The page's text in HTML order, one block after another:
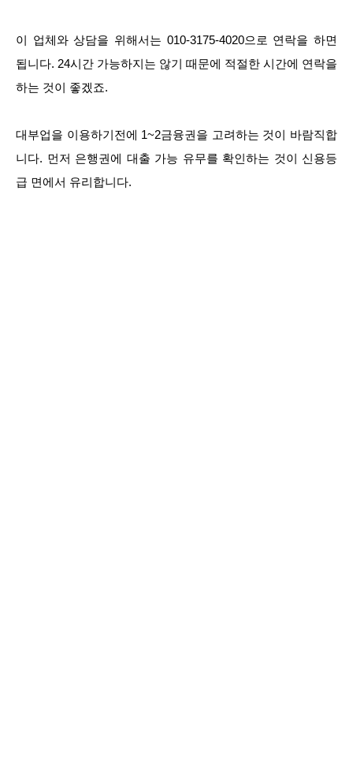
이 업체와 상담을 위해서는 010-3175-4020으로 연락을 하면
됩니다. 24시간 가능하지는 않기 때문에 적절한 시간에 연락을
하는 것이 좋겠죠.
대부업을 이용하기전에 1~2금융권을 고려하는 것이 바람직합
니다. 먼저 은행권에 대출 가능 유무를 확인하는 것이 신용등
급 면에서 유리합니다.